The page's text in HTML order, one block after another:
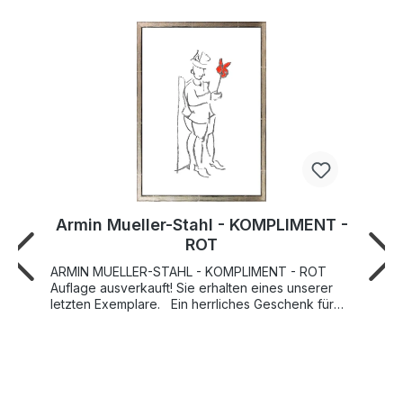
Armin Mueller-Stahl - KOMPLIMENT -
ROT
ARMIN MUELLER-STAHL - KOMPLIMENT - ROT
Auflage ausverkauft! Sie erhalten eines unserer
letzten Exemplare. Ein herrliches Geschenk für